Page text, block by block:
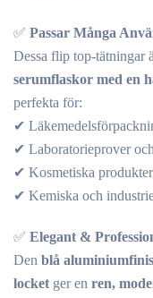
✅ Passar Många
Dessa flip top-tätningar
serumflaskor med en
perfekta för:
✔
✔ Laboratorieprover
✔ Kosmetiska
✔ Kemiska och
✅ Elegant &
Den blå
locket ger en ren,